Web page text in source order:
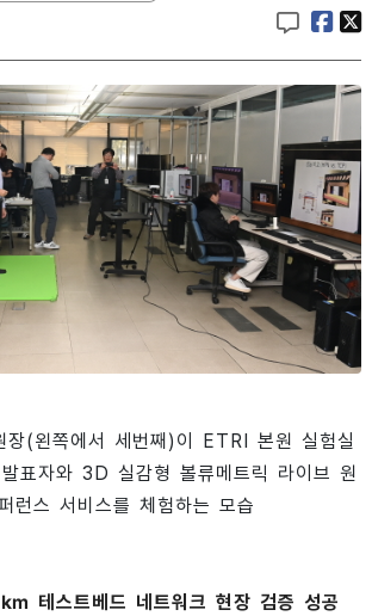
(왼쪽에서 세번째)이 ETRI 본원 실험실
표자와 3D 실감형 볼류메트릭 라이브 원
런스 서비스를 체험하는 모습
테스트베드 네트워크 현장 검증 성공